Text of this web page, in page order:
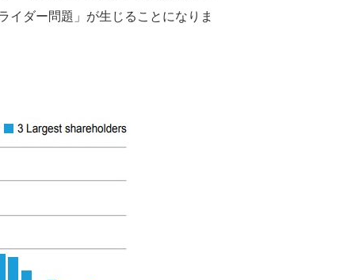
イダー問題」が生じることになりま